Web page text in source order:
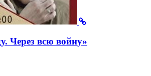
Через всю войну»